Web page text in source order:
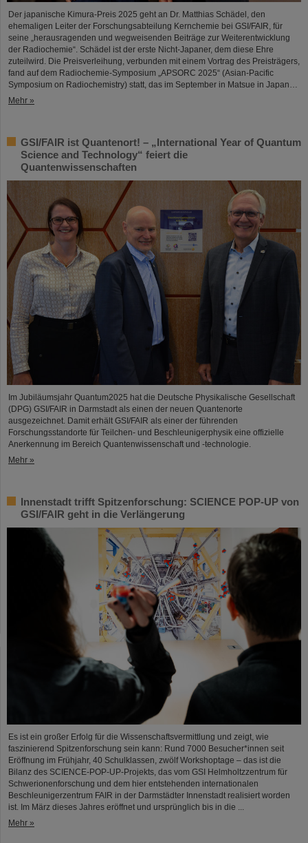
Der japanische Kimura-Preis 2025 geht an Dr. Matthias Schädel, den
ehemaligen Leiter der Forschungsabteilung Kernchemie bei GSI/FAIR, für
seine „herausragenden und wegweisenden Beiträge zur Weiterentwicklung
der Radiochemie“. Schädel ist der erste Nicht-Japaner, dem diese Ehre
zuteilwird. Die Preisverleihung, verbunden mit einem Vortrag des Preisträgers,
fand auf dem Radiochemie-Symposium „APSORC 2025“ (Asian-Pacific
Symposium on Radiochemistry) statt, das im September in Matsue in Japan…
Mehr »
GSI/FAIR ist Quantenort! – „International Year of Quantum
Science and Technology“ feiert die
Quantenwissenschaften
Im Jubiläumsjahr Quantum2025 hat die Deutsche Physikalische Gesellschaft
(DPG) GSI/FAIR in Darmstadt als einen der neuen Quantenorte
ausgezeichnet. Damit erhält GSI/FAIR als einer der führenden
Forschungsstandorte für Teilchen- und Beschleunigerphysik eine offizielle
Anerkennung im Bereich Quantenwissenschaft und -technologie.
Mehr »
Innenstadt trifft Spitzenforschung: SCIENCE POP-UP von
GSI/FAIR geht in die Verlängerung
Es ist ein großer Erfolg für die Wissenschaftsvermittlung und zeigt, wie
faszinierend Spitzenforschung sein kann: Rund 7000 Besucher*innen seit
Eröffnung im Frühjahr, 40 Schulklassen, zwölf Workshoptage – das ist die
Bilanz des SCIENCE-POP-UP-Projekts, das vom GSI Helmholtzzentrum für
Schwerionenforschung und dem hier entstehenden internationalen
Beschleunigerzentrum FAIR in der Darmstädter Innenstadt realisiert worden
ist. Im März dieses Jahres eröffnet und ursprünglich bis in die ...
Mehr »